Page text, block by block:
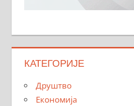
КАТЕГОРИЈЕ
Друштво
Економија